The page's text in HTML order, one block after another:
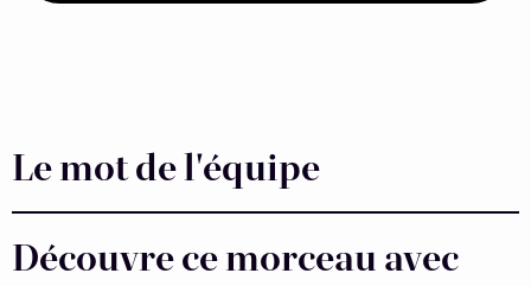
Le mot de l'équipe
Découvre ce morceau avec